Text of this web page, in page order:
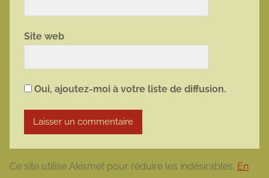
Site web
Oui, ajoutez-moi à votre liste de diffusion.
Ce site utilise Akismet pour réduire les indésirables. En